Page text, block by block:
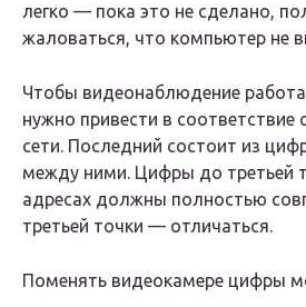
легко — пока это не сделано,
жаловаться, что компьютер не
Чтобы видеонаблюдение
нужно привести в соответствие
сети. Последний состоит из
между ними. Цифры до третьей
адресах должны полностью
третьей точки — отличаться.
Поменять видеокамере цифры